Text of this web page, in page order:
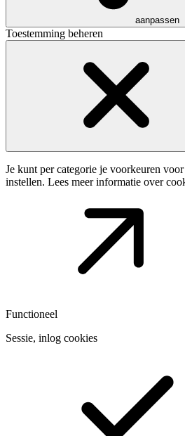
aanpassen
Toestemming beheren
Je kunt per categorie je voorkeuren
instellen. Lees meer informatie over
Functioneel
Sessie, inlog cookies